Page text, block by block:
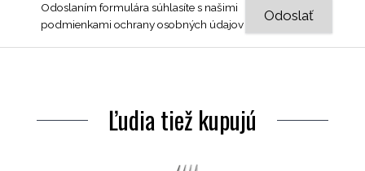
Odoslaním formulára súhlasíte s našimi
podmienkami ochrany osobných údajov
Ľudia tiež kupujú